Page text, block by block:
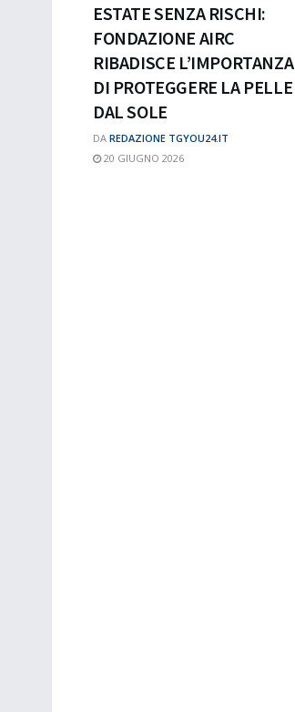
ESTATE SENZA RISCHI:
FONDAZIONE AIRC
RIBADISCE L’IMPORTANZA
DI PROTEGGERE LA PELLE
DAL SOLE
DA REDAZIONE TGYOU24.IT
20 GIUGNO 2026